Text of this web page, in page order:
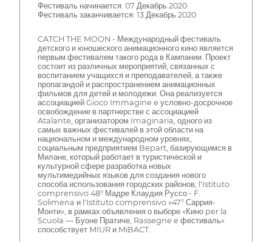
Фестиваль начинается: 07 Декабрь 2020
Фестиваль заканчивается: 13 Декабрь 2020
CATCH THE MOON - Международный фестиваль
детского и юношеского анимационного кино является
первым фестивалем такого рода в Кампании. Проект
состоит из различных мероприятий, связанных с
воспитанием учащихся и преподавателей, а также
пропагандой и распространением анимационных
фильмов для детей и молодежи. Она реализуется
ассоциацией Gioco Immagine e условно-досрочное
освобождение в партнерстве с ассоциацией
Atalante, организатором Imaginaria, одного из
самых важных фестивалей в этой области на
национальном и международном уровнях,
социальным предприятием Bepart, базирующимся в
Милане, который работает в туристической и
культурной сфере разработка новых
мультимедийных языков для создания нового
способа использования городских районов, l'Istituto
comprensivo 48° Мадре Клаудия Руссо - F.
Solimena и l'Istituto comprensivo «47° Саррия-
Монти», в рамках объявления о выборе «Кино per la
Scuola — Буоне Пратиче, Rassegne e фестиваль»
способствует MIUR и MiBACT.